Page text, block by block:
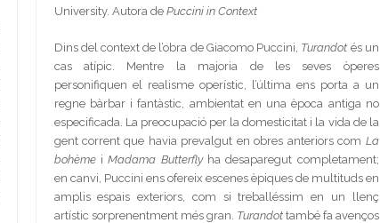
University. Autora de Puccini in Context
Dins del context de l’obra de Giacomo Puccini, Turandot és un
cas atípic. Mentre la majoria de les seves òperes
personifiquen el realisme operístic, l’última ens porta a un
regne bàrbar i fantàstic, ambientat en una època antiga no
especificada. La preocupació per la domesticitat i la vida de la
gent corrent que havia prevalgut en obres anteriors com La
bohème iMadama Butterfly ha desaparegut completament;
en canvi, Puccini ens ofereix escenes èpiques de multituds en
amplis espais exteriors, com si treballéssim en un llenç
artístic sorprenentment més gran. Turandottambé fa avenços